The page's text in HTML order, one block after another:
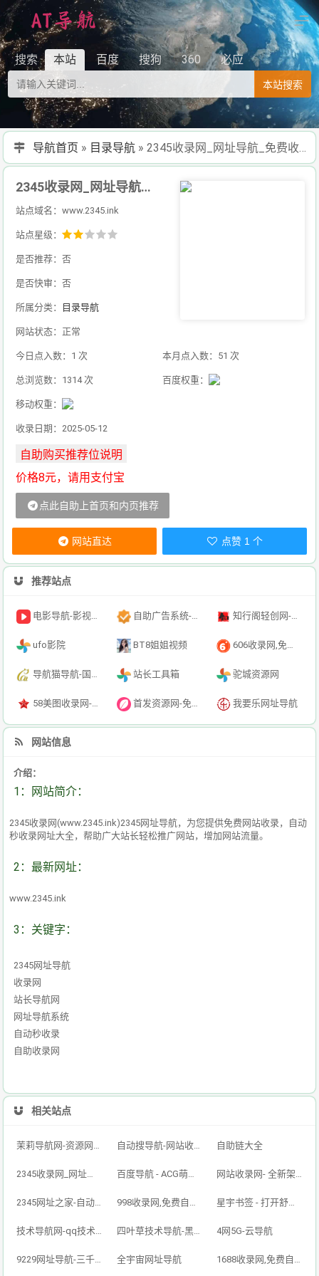
搜索 本站 百度 搜狗 360 必应
本站搜索
导航首页 » 目录导航» 2345收录网_网址导航_免费收录网站_自动收录网_秒收录
2345收录网_网址导航_免费收录网站_自动收录网_秒收录
站点域名：www.2345.ink
站点星级：
是否推荐：否
是否快审：否
所属分类： 目录导航
网站状态：正常
今日点入数：1 次 本月点入数：51 次
总浏览数：1314 次 百度权重：
移动权重：
收录日期：2025-05-12
价格8元，请用支付宝
点此自助上首页和内页推荐
网站直达 点赞 1 个
推荐站点
电影导航-影视导航-电影搜索-影视搜索-电影站收录 自助广告系统-自助广告源码-自助投放广告插件 知行阁轻创网-分享网络赚钱项目-全网首发副业项目实操平台-副业创业项目网
ufo影院 BT8姐姐视频 606收录网,免费自动秒收录网址,提供自动收录,网站导航大全源码,自动链,友情链接交换。
导航猫导航-国内专业的技术资源网分类平台 站长工具箱 驼城资源网
58美图收录网-自动收录网站-流量交换-自动链 首发资源网-免费资源下载-最新php源码下载-热门资源下载 我要乐网址导航
网站信息
介绍：
1：网站简介：
2345收录网(www.2345.ink)2345网址导航，为您提供免费网站收录，自动
秒收录网址大全，帮助广大站长轻松推广网站，增加网站流量。
2：最新网址：
www.2345.ink
3：关键字：
2345网址导航
收录网
站长导航网
网址导航系统
自动秒收录
自助收录网
相关站点
茉莉导航网-资源网址导航,汇集各大资源网,全网优质技术教程网 自动搜导航-网站收录-自动收录网-网址收录-自动秒收录 自助链大全
2345收录网_网址导航_免费收录网站_自动收录网_秒收录 百度导航 - ACG萌次元丨ACG导航网丨二次元导航丨资源网导航丨福利网址导航 - BaiDu导航 网站收录网- 全新架构自动秒收录网址导航，实现自主提交，自动化收录，打造百万网址库
2345网址之家-自动秒收录,好网址导航 998收录网,免费自动秒收录网址,提供自动收录,网站导航大全源码,自动链,友情链接交换。 星宇书签 - 打开舒适旅程，畅享资源之旅
技术导航网-qq技术导航网-专注网址收录研究 四叶草技术导航-黑科技,资源导航,云端,QQ技术导航网分享网络精品资源平台,多开,云端,网站源码,QQ技术,教程网,小刀娱乐网 4网5G-云导航
9229网址导航-三千万网民的首选（已创建12年） 全宇宙网址导航 1688收录网,免费自动秒收录网址,提供自动收录,网站导航大全源码,自动链,友情链接交换。